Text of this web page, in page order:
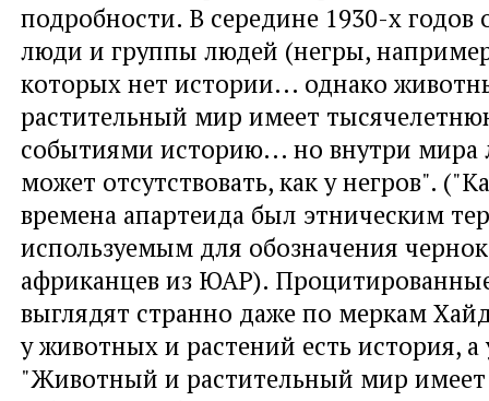
подробности. В середине 1930-х годов
люди и группы людей (негры,
которых нет истории... однако
растительный мир имеет
событиями историю... но внутри мира
может отсутствовать, как у негров".
времена апартеида был этническим
используемым для обозначения
африканцев из ЮАР).
выглядят странно даже по меркам
у животных и растений есть история, а
"Животный и растительный мир